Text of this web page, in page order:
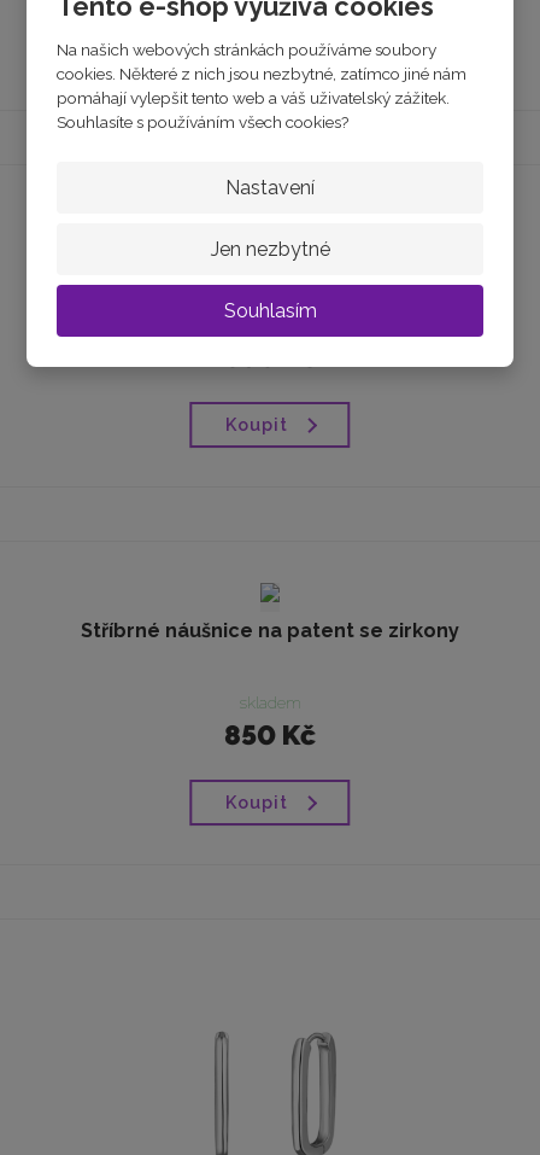
Tento e-shop využívá cookies
Na našich webových stránkách používáme soubory
cookies. Některé z nich jsou nezbytné, zatímco jiné nám
pomáhají vylepšit tento web a váš uživatelský zážitek.
Souhlasíte s používáním všech cookies?
Nastavení
Jen nezbytné
Souhlasím
Koupit
Stříbrné náušnice kruhy se zirkony 28,7m...
Koupit
Stříbrné náušnice na patent se zirkony
skladem
850 Kč
Koupit